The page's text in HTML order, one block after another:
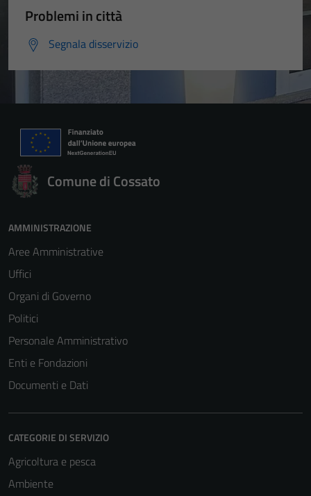
Problemi in città
Segnala disservizio
Comune di Cossato
AMMINISTRAZIONE
Aree Amministrative
Uffici
Organi di Governo
Politici
Personale Amministrativo
Enti e Fondazioni
Documenti e Dati
CATEGORIE DI SERVIZIO
Agricoltura e pesca
Ambiente